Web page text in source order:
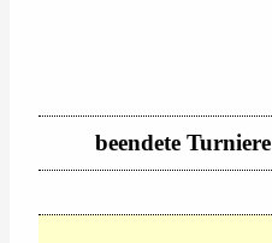
beendete Turniere